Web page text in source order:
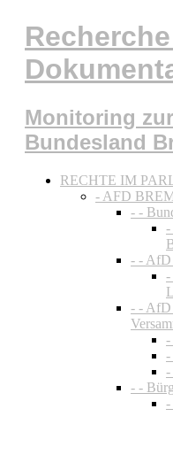
Monitoring
Bundesland
RECHTE IM
- AFD
- -
-
- - AfD
-
- - AfD
-
-
-
- -
-